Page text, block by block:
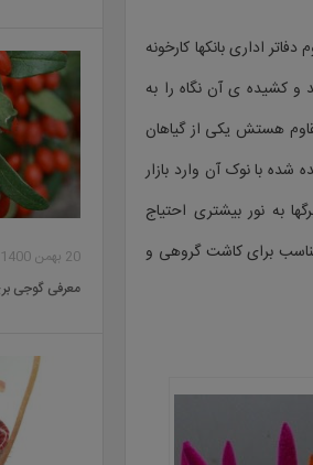
اداری بانکها کارخونه
و کشیده ی آن نگاه را به
هستش یکی از گیاهان
با نوک آن وارد بازار
به نور بیشتری احتیاج
برای کاشت گروهی و
20 بهمن 1400
معرفی گوجی